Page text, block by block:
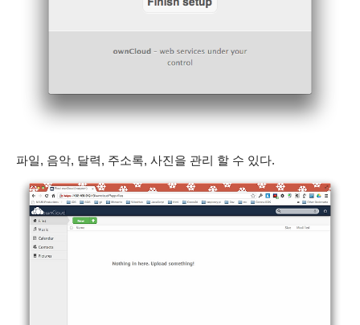
파일, 음악, 달력, 주소록, 사진을 관리 할 수 있다.